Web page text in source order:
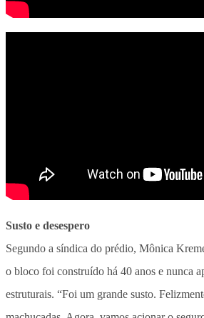
Susto e desespero
Segundo a síndica do prédio, Mônica
o bloco foi construído há 40 anos e nunca
estruturais. “Foi um grande susto.